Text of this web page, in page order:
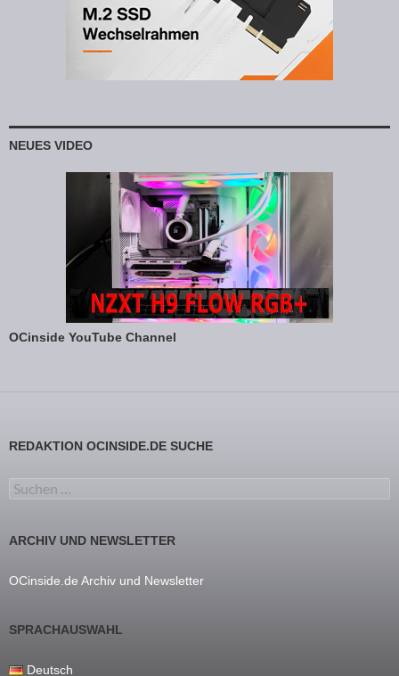
NEUES VIDEO
OCinside YouTube Channel
REDAKTION OCINSIDE.DE SUCHE
Suchen nach:
ARCHIV UND NEWSLETTER
OCinside.de Archiv und Newsletter
SPRACHAUSWAHL
Deutsch